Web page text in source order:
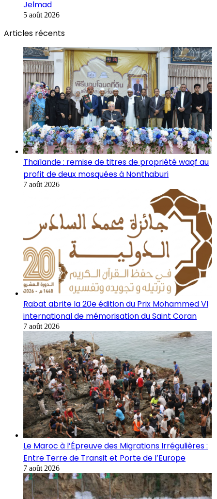
Jelmad
5 août 2026
Articles récents
Thaïlande : remise de titres de propriété waqf au
profit de deux mosquées à Nonthaburi
7 août 2026
Rabat abrite la 20e édition du Prix Mohammed VI
international de mémorisation du Saint Coran
7 août 2026
Le Maroc à l’Épreuve des Migrations Irrégulières :
Entre Terre de Transit et Porte de l’Europe
7 août 2026